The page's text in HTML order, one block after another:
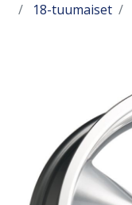
18-tuumaiset